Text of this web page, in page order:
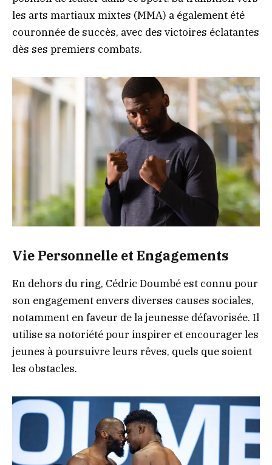
les arts martiaux mixtes (MMA) a également été
couronnée de succès, avec des victoires éclatantes
dès ses premiers combats.
Vie Personnelle et Engagements
En dehors du ring, Cédric Doumbé est connu pour
son engagement envers diverses causes sociales,
notamment en faveur de la jeunesse défavorisée. Il
utilise sa notoriété pour inspirer et encourager les
jeunes à poursuivre leurs rêves, quels que soient
les obstacles.